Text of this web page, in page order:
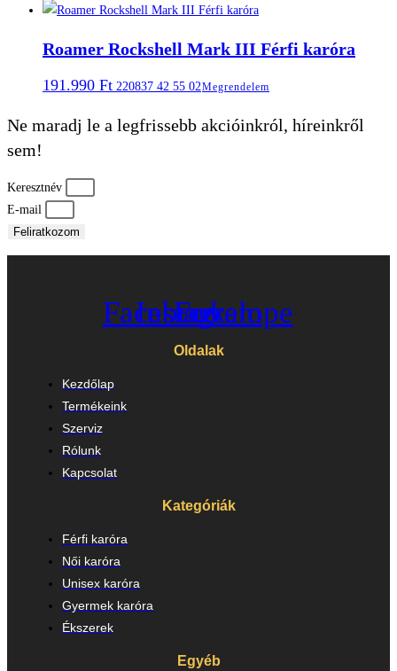
Roamer Rockshell Mark III Férfi karóra
191.990 Ft 220837 42 55 02Megrendelem
Ne maradj le a legfrissebb akcióinkról, híreinkről
sem!
Keresztnév
E-mail
Feliratkozom
Facebook
Instagram
Envelope
Oldalak
Kezdőlap
Termékeink
Szerviz
Rólunk
Kapcsolat
Kategóriák
Férfi karóra
Női karóra
Unisex karóra
Gyermek karóra
Ékszerek
Egyéb